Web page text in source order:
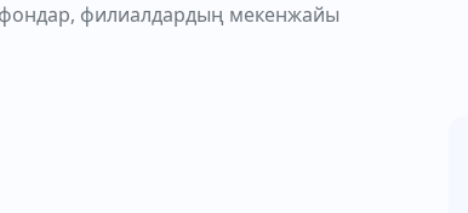
филиалдардың мекенжайы